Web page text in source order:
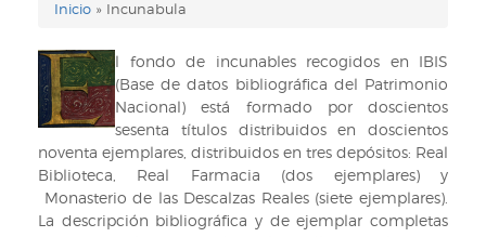
Enlaces
de
ayuda
de
navegación
Inicio Incunabula
l fondo de incunables recogidos en IBIS
(Base de datos bibliográfica del Patrimonio
Nacional) está formado por doscientos
sesenta títulos distribuidos en doscientos
noventa ejemplares, distribuidos en tres depósitos: Real
Biblioteca, Real Farmacia (dos ejemplares) y
Monasterio de las Descalzas Reales (siete ejemplares).
La descripción bibliográfica y de ejemplar completas